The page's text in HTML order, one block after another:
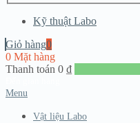
Kỹ thuật Labo
Giỏ hàng0
0 Mặt hàng
Thanh toán 0 ₫
Menu
Vật liệu Labo